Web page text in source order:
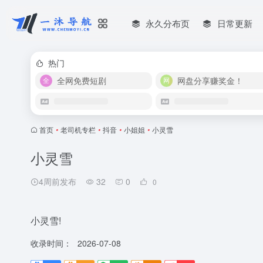
永久分布页 日常更新
热门
全网免费短剧
网盘分享赚奖金！
首页 • 老司机专栏 • 抖音 • 小姐姐 • 小灵雪
小灵雪
4周前发布 32 0 0
小灵雪!
收录时间：
2026-07-08